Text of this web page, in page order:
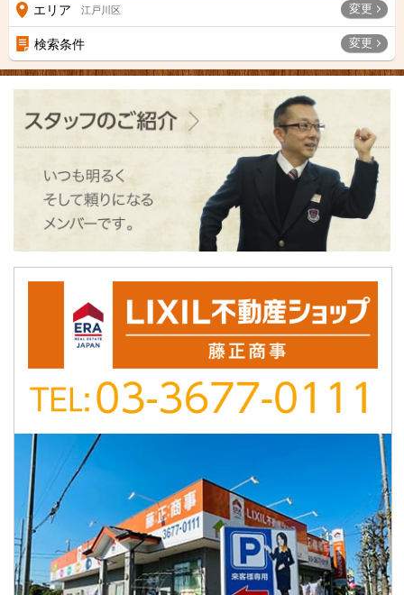
エリア 江戸川区 変更
検索条件 変更